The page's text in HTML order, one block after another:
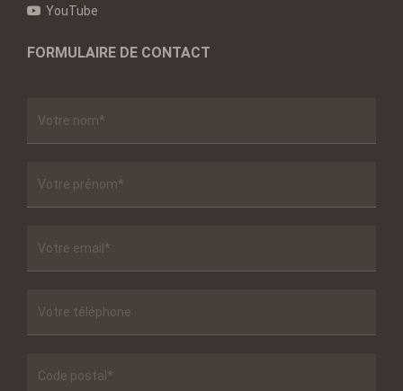
YouTube
FORMULAIRE DE CONTACT